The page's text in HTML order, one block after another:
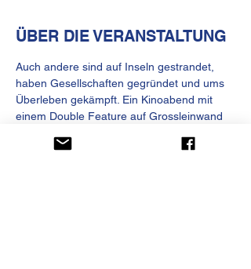
ÜBER DIE VERANSTALTUNG
Auch andere sind auf Inseln gestrandet,
haben Gesellschaften gegründet und ums
Überleben gekämpft. Ein Kinoabend mit
einem Double Feature auf Grossleinwand
Filmen im Insel Institut.